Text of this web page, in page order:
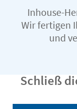
Inhouse-
Wir fertigen
und
Schließ